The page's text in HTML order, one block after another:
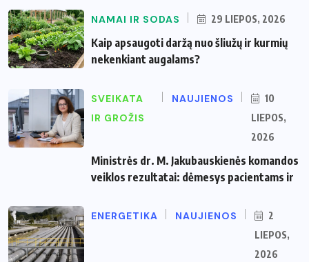
NAMAI IR SODAS 29 LIEPOS, 2026
Kaip apsaugoti daržą nuo šliužų ir kurmių
nekenkiant augalams?
SVEIKATA
IR GROŽIS
NAUJIENOS
10
LIEPOS,
2026
Ministrės dr. M. Jakubauskienės komandos
veiklos rezultatai: dėmesys pacientams ir
ENERGETIKA NAUJIENOS
2
LIEPOS,
2026